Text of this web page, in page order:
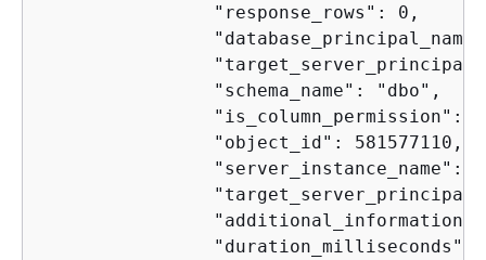
                "response_rows": 0,
                "schema_name": "dbo",
"is_column_permission":
                "object_id": 581577110,
"server_instance_name":
"duration_milliseconds":